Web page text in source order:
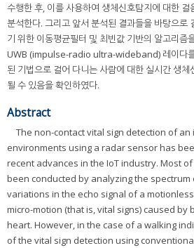
수행한 후, 이를 사용하여 생체신호탐지에 대한 걸
분석한다. 그리고 앞서 분석된 결과들을 바탕으로
기 위한 이동평균필터 및 최빈값 기반의 알고리즘
UWB (impulse-radio ultra-wideband) 레이다를
된 기법으로 걸어 다니는 사람에 대한 실시간 생
될 수 있음을 확인하였다.
Abstract
The non-contact vital sign detection of
environments using a radar sensor has
recent advances in the IoT industry. Most
been conducted by analyzing the
variations in the echo signal of a
micro-motion (that is, vital signs) caused by
heart. However, in the case of a walking
of the vital sign detection using